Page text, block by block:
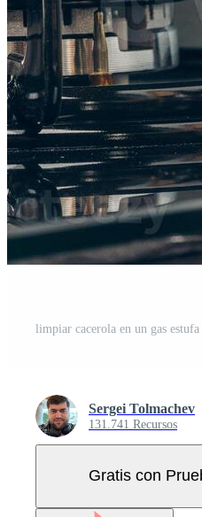
limpiar cacerola en un gas
Sergei Tolmachev
131.741 Recursos
Gratis con